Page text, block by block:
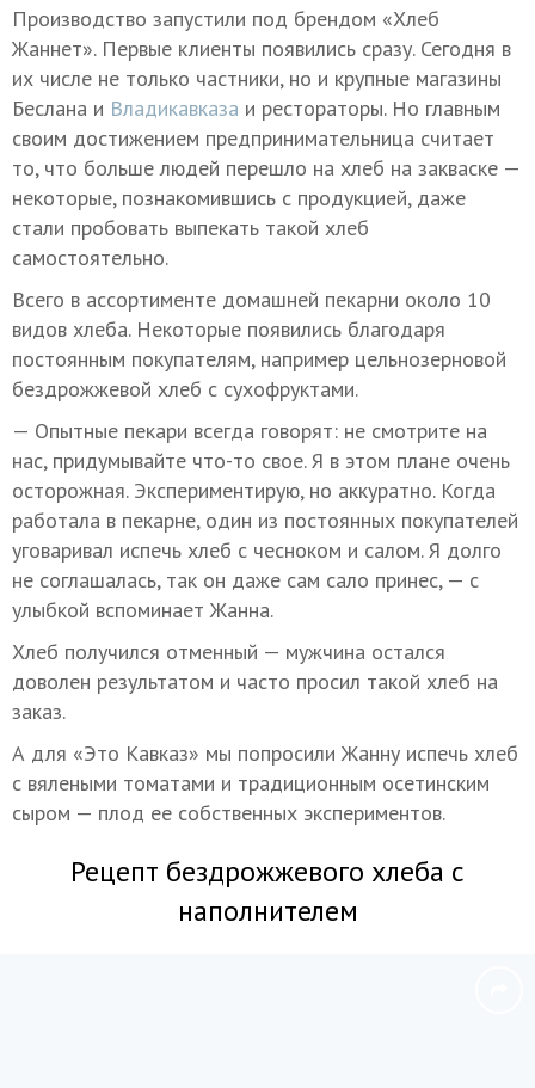
Производство запустили под брендом «Хлеб
Жаннет». Первые клиенты появились сразу. Сегодня в
их числе не только частники, но и крупные магазины
Беслана и Владикавказа и рестораторы. Но главным
своим достижением предпринимательница считает
то, что больше людей перешло на хлеб на закваске —
некоторые, познакомившись с продукцией, даже
стали пробовать выпекать такой хлеб
самостоятельно.
Всего в ассортименте домашней пекарни около 10
видов хлеба. Некоторые появились благодаря
постоянным покупателям, например цельнозерновой
бездрожжевой хлеб с сухофруктами.
— Опытные пекари всегда говорят: не смотрите на
нас, придумывайте что-то свое. Я в этом плане очень
осторожная. Экспериментирую, но аккуратно. Когда
работала в пекарне, один из постоянных покупателей
уговаривал испечь хлеб с чесноком и салом. Я долго
не соглашалась, так он даже сам сало принес, — с
улыбкой вспоминает Жанна.
Хлеб получился отменный — мужчина остался
доволен результатом и часто просил такой хлеб на
заказ.
А для «Это Кавказ» мы попросили Жанну испечь хлеб
с вялеными томатами и традиционным осетинским
сыром — плод ее собственных экспериментов.
Рецепт бездрожжевого хлеба с
наполнителем